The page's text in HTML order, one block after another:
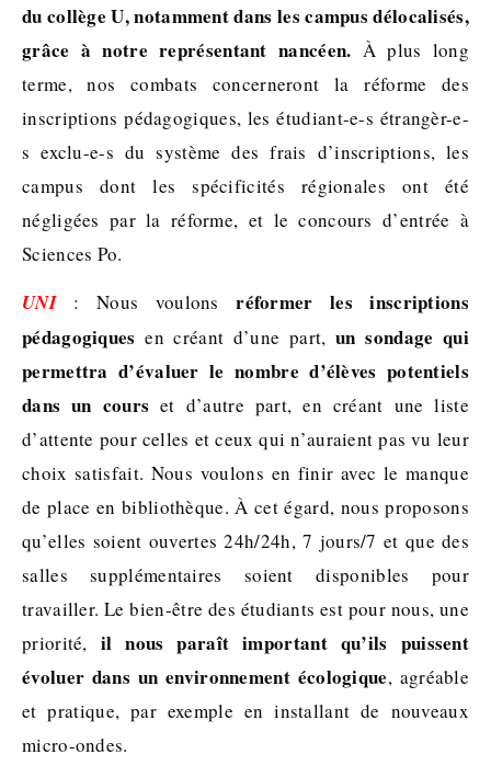
du collège U, notamment dans les campus délocalisés,
grâce à notre représentant nancéen. À plus long
terme, nos combats concerneront la réforme des
inscriptions pédagogiques, les étudiant-e-s étrangèr-e-
s exclu-e-s du système des frais d’inscriptions, les
campus dont les spécificités régionales ont été
négligées par la réforme, et le concours d’entrée à
Sciences Po.
UNI : Nous voulonsréformer les inscriptions
pédagogiques en créant d’une part,un sondage qui
permettra d’évaluer le nombre d’élèves potentiels
dans un cours et d’autre part, en créant une liste
d’attente pour celles et ceux qui n’auraient pas vu leur
choix satisfait. Nous voulons en finir avec le manque
de place en bibliothèque. À cet égard, nous proposons
qu’elles soient ouvertes 24h/24h, 7 jours/7 et que des
salles supplémentaires soient disponibles pour
travailler. Le bien-être des étudiants est pour nous, une
priorité, il nous paraît important qu’ils puissent
évoluer dans un environnement écologique, agréable
et pratique, par exemple en installant de nouveaux
micro-ondes.